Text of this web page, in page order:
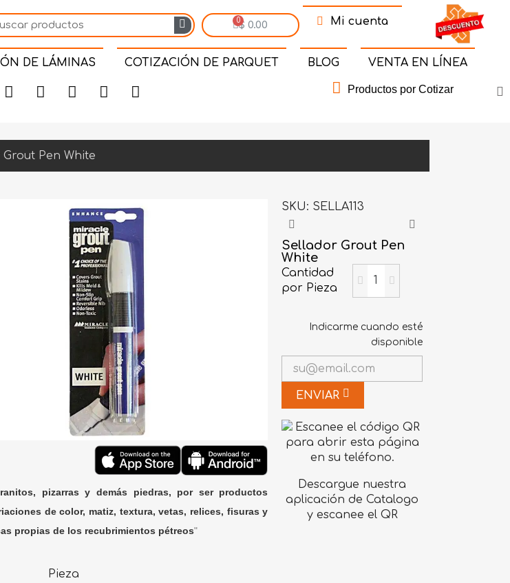
$ 0.00 Mi cuenta
DE LÁMINAS COTIZACIÓN DE PARQUET BLOG VENTA EN LÍNEA
Productos por Cotizar
Pen White
pizarras y demás piedras, por ser productos
de color, matiz, textura, vetas, relices, fisuras y
propias de los recubrimientos pétreos"
SKU SELLA113
Sellador Grout Pen
White
Cantidad
por Pieza
Indicarme cuando esté
disponible
ENVIAR
Descargue nuestra
aplicación de Catalogo
y escanee el QR
Pieza